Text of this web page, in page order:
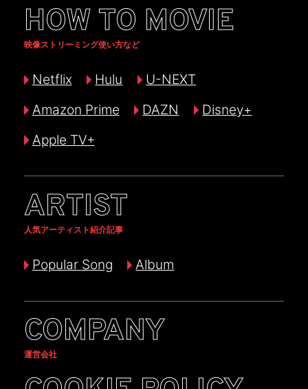
HOW TO MOVIE
映像ストリーミング使い方など
Netflix Hulu
U-NEXT
Amazon Prime
DAZN
Disney+
Apple TV+
ARTIST
人気アーティスト紹介記事
Popular Song Album
COMPANY
運営会社